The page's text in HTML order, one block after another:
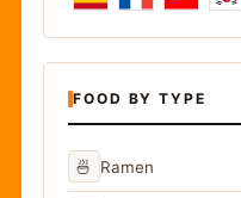
FOOD BY TYPE
🍜 Ramen